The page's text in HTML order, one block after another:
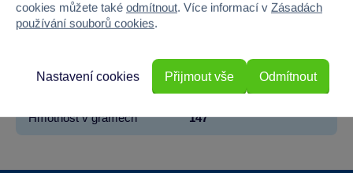
Šířka 9
Hloubka 3
Hmotnost v gramech 147
cookies můžete také odmítnout. Více informací v Zásadách
používání souborů cookies.
Odmítnout
Nastavení cookies Přijmout vše